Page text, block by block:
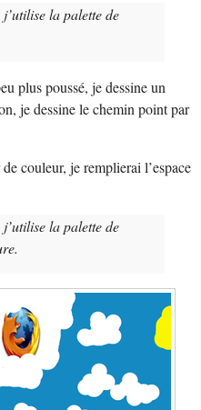
la palette de
plus poussé, je dessine un
je dessine le chemin point par
couleur, je remplierai l’espace
la palette de